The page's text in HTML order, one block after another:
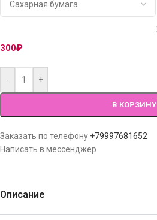
300₽
- +
В КОРЗИНУ
Заказать по телефону +79997681652
Написать в мессенджер
Описание